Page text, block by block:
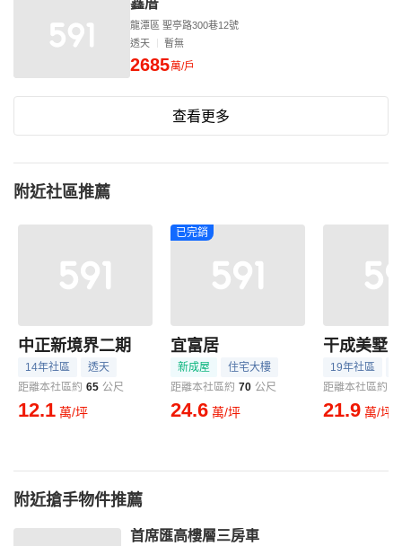
鑫厝
龍潭區 聖亭路300巷12號
透天
暫無
2685萬/戶
查看更多
附近社區推薦
中正新境界二期
14年社區
透天
距離本社區約 65 公尺
12.1 萬/坪
已完銷
宜富居
新成屋
住宅大樓
距離本社區約 70 公尺
24.6 萬/坪
干成美墅
19年社區
距離本社區約
21.9 萬/坪
附近搶手物件推薦
首席匯高樓層三房車